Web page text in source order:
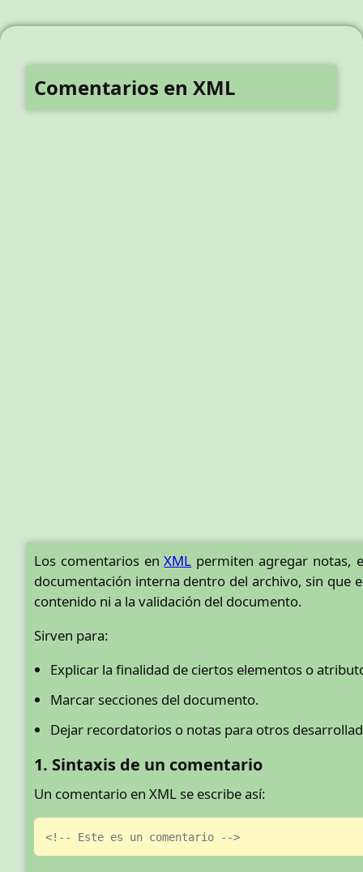
Comentarios en XML
Los comentarios enXML permiten agregar notas,
documentación interna dentro del archivo, sin que
contenido ni a la validación del documento.
Sirven para:
Explicar la finalidad de ciertos elementos o
Marcar secciones del documento.
Dejar recordatorios o notas para otros
1. Sintaxis de un comentario
Un comentario en XML se escribe así:
<!-- Este es un comentario -->